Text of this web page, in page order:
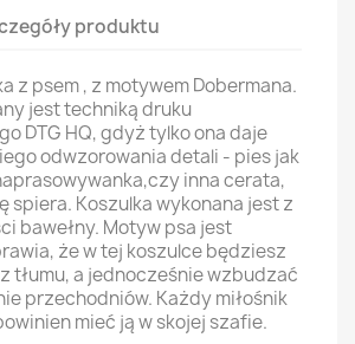
produktu
z psem , z motywem Dobermana.
jest techniką druku
DTG HQ, gdyż tylko ona daje
odwzorowania detali - pies jak
inna cerata,
spiera. Koszulka wykonana jest z
bawełny. Motyw psa jest
że w tej koszulce będziesz
tłumu, a jednocześnie wzbudzać
przechodniów. Każdy miłośnik
mieć ją w skojej szafie.